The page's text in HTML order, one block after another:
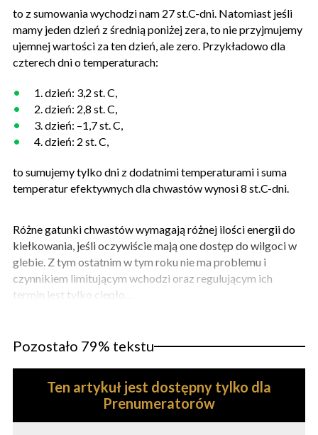
to z sumowania wychodzi nam 27 st.C-dni. Natomiast jeśli
mamy jeden dzień z średnią poniżej zera, to nie przyjmujemy
ujemnej wartości za ten dzień, ale zero. Przykładowo dla
czterech dni o temperaturach:
1. dzień: 3,2 st. C,
2. dzień: 2,8 st. C,
3. dzień: –1,7 st. C,
4. dzień: 2 st. C,
to sumujemy tylko dni z dodatnimi temperaturami i suma
temperatur efektywnych dla chwastów wynosi 8 st.C-dni.
Różne gatunki chwastów wymagają różnej ilości energii do
kiełkowania, jeśli oczywiście mają one dostęp do wilgoci w
glebie. Z tym ostatnim w tym roku nie ma problemu i
czynnikiem limitującym wchodzi oraz regulującym ich
termin jest tylko ciepło....
Pozostało 79% tekstu
Ten artykuł jest dostępny tylko dla
Prenumeratorów